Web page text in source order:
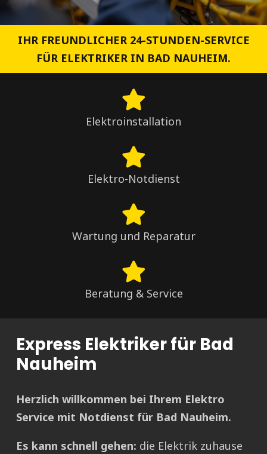
IHR FREUNDLICHER 24-STUNDEN-SERVICE
FÜR ELEKTRIKER IN BAD NAUHEIM.
Elektroinstallation
Elektro-Notdienst
Wartung und Reparatur
Beratung & Service
Express Elektriker für Bad
Nauheim
Herzlich willkommen bei Ihrem Elektro
Service mit Notdienst für Bad Nauheim.
Es kann schnell gehen: die Elektrik zuhause